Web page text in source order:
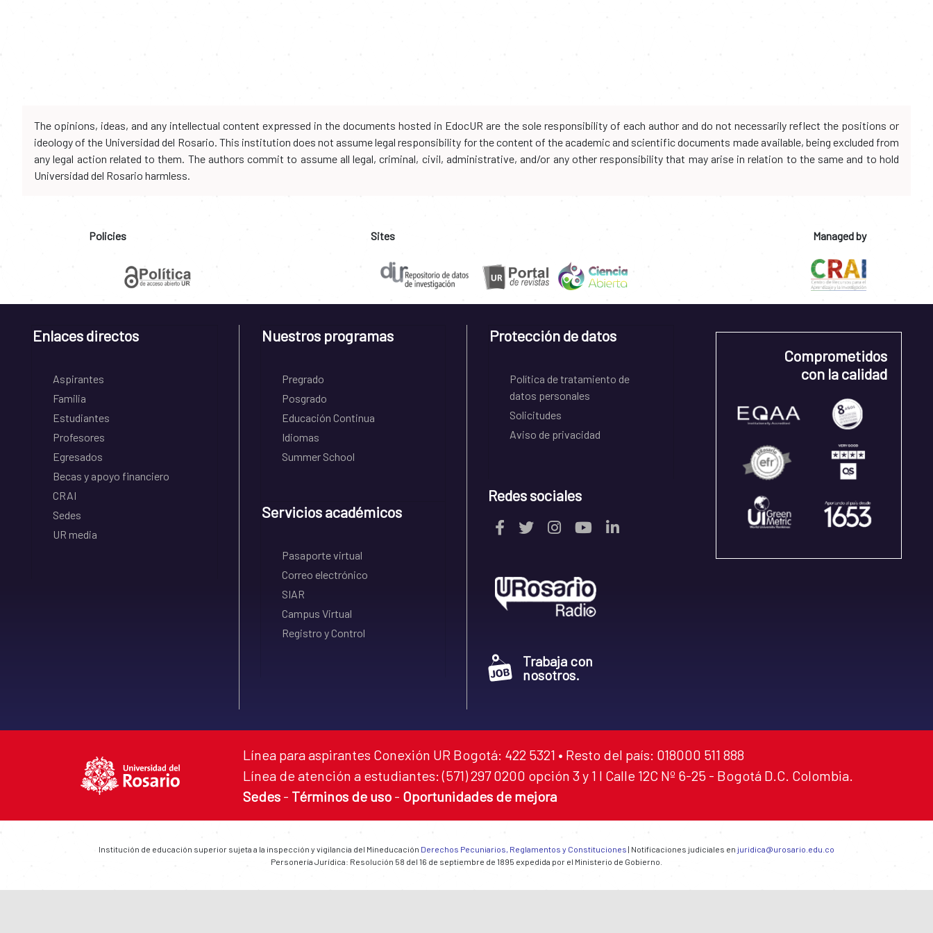
The opinions, ideas, and any intellectual content expressed in the documents hosted in EdocUR are the sole responsibility of each author and do not necessarily reflect the positions or
ideology of the Universidad del Rosario. This institution does not assume legal responsibility for the content of the academic and scientific documents made available, being excluded from
any legal action related to them. The authors commit to assume all legal, criminal, civil, administrative, and/or any other responsibility that may arise in relation to the same and to hold
Universidad del Rosario harmless.
Policies Sites Managed by
Enlaces directos
Aspirantes
Familia
Estudiantes
Profesores
Egresados
Becas y apoyo financiero
CRAI
Sedes
UR media
Nuestros programas
Pregrado
Posgrado
Educación Continua
Idiomas
Summer School
Servicios académicos
Pasaporte virtual
Correo electrónico
SIAR
Campus Virtual
Registro y Control
Protección de datos
Política de tratamiento de
datos personales
Solicitudes
Aviso de privacidad
Redes sociales
Trabaja con
nosotros.
Comprometidos
con la calidad
Línea para aspirantes Conexión UR Bogotá: 422 5321 • Resto del país: 018000 511 888
Línea de atención a estudiantes: (571) 297 0200 opción 3 y 1 I Calle 12C Nº 6-25 - Bogotá D.C. Colombia.
Sedes - Términos de uso - Oportunidades de mejora
Institución de educación superior sujeta a la inspección y vigilancia del Mineducación Derechos Pecuniarios, Reglamentos y Constituciones | Notificaciones judiciales en juridica@urosario.edu.co
Personería Jurídica: Resolución 58 del 16 de septiembre de 1895 expedida por el Ministerio de Gobierno.